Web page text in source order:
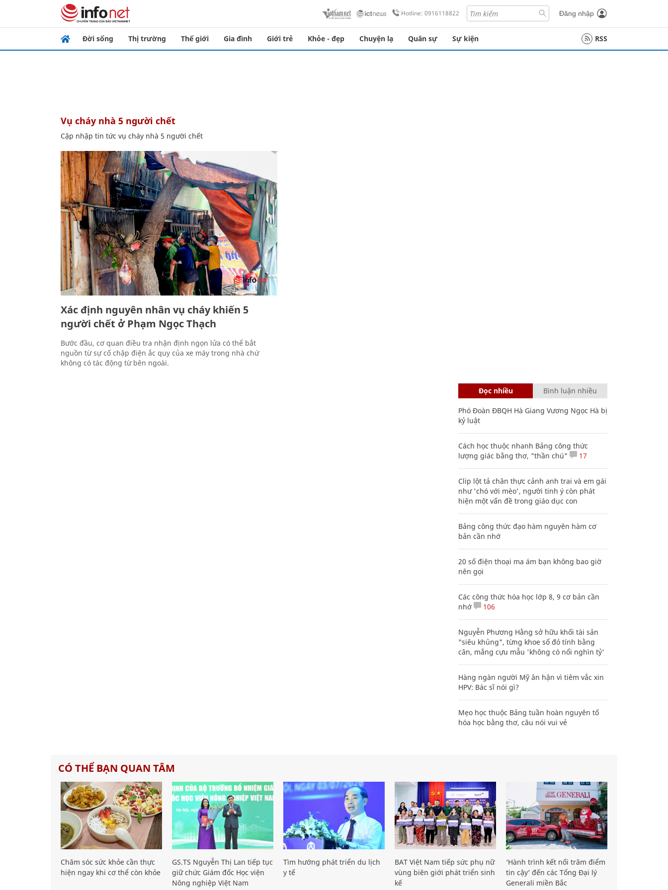
Hotline: 0916118822 Đăng nhập
Đời sống Thị trường Thế giới Gia đình Giới trẻ Khỏe - đẹp Chuyện lạ Quân sự Sự kiện RSS
vụ cháy nhà 5 người chết
Cập nhập tin tức vụ cháy nhà 5 người chết
Xác định nguyên nhân vụ cháy khiến 5
người chết ở Phạm Ngọc Thạch
Bước đầu, cơ quan điều tra nhận định ngọn lửa có thể bắt
nguồn từ sự cố chập điện ắc quy của xe máy trong nhà chứ
không có tác động từ bên ngoài.
Đọc nhiều Bình luận nhiều
Phó Đoàn ĐBQH Hà Giang Vương Ngọc Hà bị
kỷ luật
Cách học thuộc nhanh Bảng công thức
lượng giác bằng thơ, "thần chú"
17
Clip lột tả chân thực cảnh anh trai và em gái
như 'chó với mèo', người tinh ý còn phát
hiện một vấn đề trong giáo dục con
Bảng công thức đạo hàm nguyên hàm cơ
bản cần nhớ
20 số điện thoại ma ám bạn không bao giờ
nên gọi
Các công thức hóa học lớp 8, 9 cơ bản cần
nhớ
106
Nguyễn Phương Hằng sở hữu khối tài sản
"siêu khủng", từng khoe sổ đỏ tính bằng
cân, mắng cựu mẫu 'không có nổi nghìn tỷ'
Hàng ngàn người Mỹ ân hận vì tiêm vắc xin
HPV: Bác sĩ nói gì?
Mẹo học thuộc Bảng tuần hoàn nguyên tố
hóa học bằng thơ, câu nói vui vẻ
CÓ THỂ BẠN QUAN TÂM
Chăm sóc sức khỏe cần thực
hiện ngay khi cơ thể còn khỏe
GS.TS Nguyễn Thị Lan tiếp tục
giữ chức Giám đốc Học viện
Nông nghiệp Việt Nam
Tìm hướng phát triển du lịch
y tế
BAT Việt Nam tiếp sức phụ nữ
vùng biên giới phát triển sinh
kế
‘Hành trình kết nối trăm điểm
tin cậy’ đến các Tổng Đại lý
Generali miền Bắc